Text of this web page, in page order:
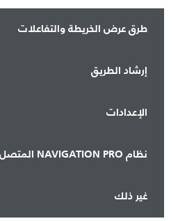
طرق عرض الخريطة والتفاعلات
إرشاد الطريق
الإعدادات
نظام NAVIGATION PRO المتصل
غير ذلك